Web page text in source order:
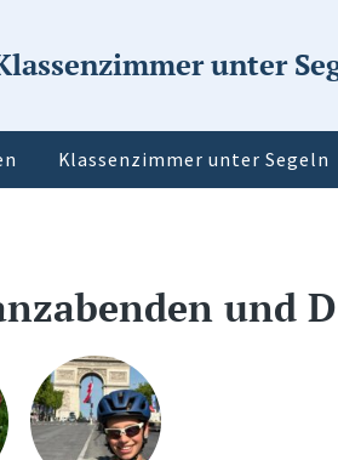
unter
Klassenzimmer unter Segeln
und